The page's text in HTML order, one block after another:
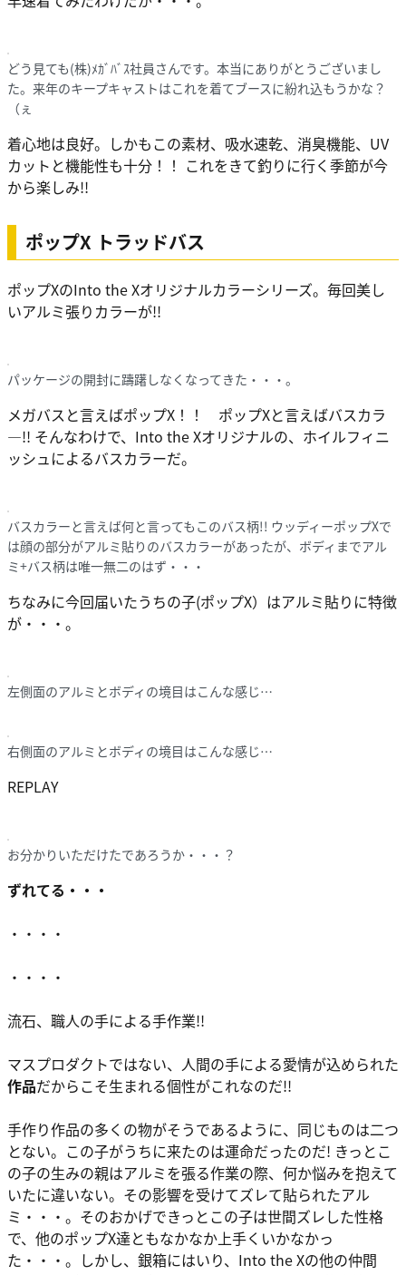
どう見ても(株)ﾒｶﾞﾊﾞｽ社員さんです。本当にありがとうございまし
た。来年のキープキャストはこれを着てブースに紛れ込もうかな？
（ぇ
着心地は良好。しかもこの素材、吸水速乾、消臭機能、UV
カットと機能性も十分！！ これをきて釣りに行く季節が今
から楽しみ!!
ポップX トラッドバス
ポップXのInto the Xオリジナルカラーシリーズ。毎回美し
いアルミ張りカラーが!!
パッケージの開封に躊躇しなくなってきた・・・。
メガバスと言えばポップX！！ ポップXと言えばバスカラ
―!! そんなわけで、Into the Xオリジナルの、ホイルフィニ
ッシュによるバスカラーだ。
バスカラーと言えば何と言ってもこのバス柄!! ウッディーポップXで
は顔の部分がアルミ貼りのバスカラーがあったが、ボディまでアル
ミ+バス柄は唯一無二のはず・・・
ちなみに今回届いたうちの子(ポップX）はアルミ貼りに特徴
が・・・。
左側面のアルミとボディの境目はこんな感じ…
右側面のアルミとボディの境目はこんな感じ…
REPLAY
お分かりいただけたであろうか・・・？
ずれてる・・・
・・・・
・・・・
流石、職人の手による手作業!!
マスプロダクトではない、人間の手による愛情が込められた
作品だからこそ生まれる個性がこれなのだ!!
手作り作品の多くの物がそうであるように、同じものは二つ
とない。この子がうちに来たのは運命だったのだ! きっとこ
の子の生みの親はアルミを張る作業の際、何か悩みを抱えて
いたに違いない。その影響を受けてズレて貼られたアル
ミ・・・。そのおかげできっとこの子は世間ズレした性格
で、他のポップX達ともなかなか上手くいかなかっ
た・・・。しかし、銀箱にはいり、Into the Xの他の仲間